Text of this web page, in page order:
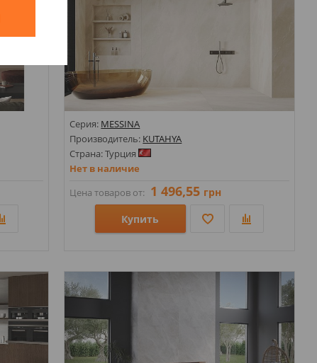
Серия: MESSINA
Производитель: KUTAHYA
Страна: Турция
Нет в наличие
Цена товаров от: 1 496,55 грн
Купить
Стили: Моноколор;
Цвета: